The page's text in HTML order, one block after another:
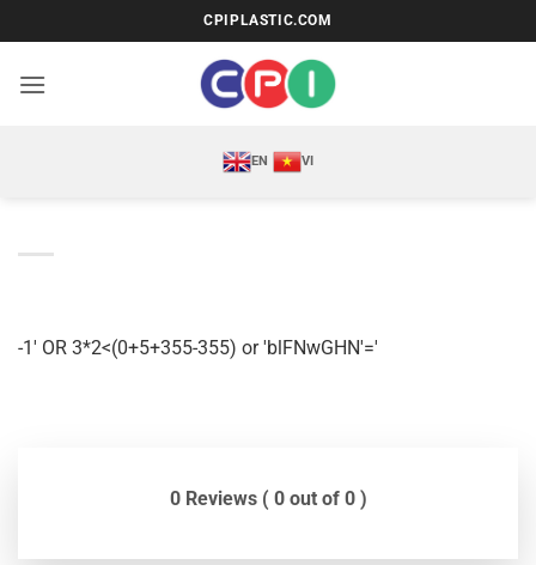
qua
nội
CPIPLASTIC.COM
EN VI
-1′ OR 3*2<(0+5+355-355) or 'blFNwGHN'='
0 Reviews ( 0 out of 0 )